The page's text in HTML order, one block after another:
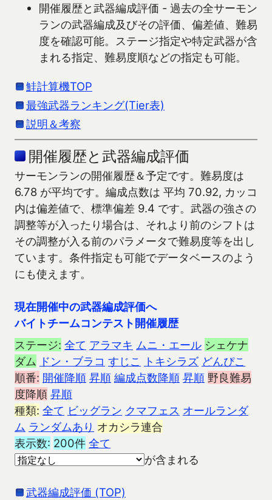
開催履歴と武器編成評価 - 過去の全サーモン
ランの武器編成及びその評価、偏差値、難易
度を確認可能。ステージ指定や特定武器が含
まれる指定、難易度順などの指定も可能。
鮭計算機TOP
最強武器ランキング(Tier表)
説明＆考察
開催履歴と武器編成評価
サーモンランの開催履歴＆予定です。難易度は
6.78 が平均です。編成点数は 平均 70.92, カッコ
内は偏差値で、標準偏差 9.4 です。武器の強さの
調整等が入ったり場合は、それより前のシフトは
その調整が入る前のパラメータで難易度等を出し
ています。条件指定も可能でデータベースのよう
にも使えます。
現在開催中の武器編成評価へ
バイトチームコンテスト開催履歴
ステージ: 全て アラマキ ムニ・エール シェケナ
ダム ドン・ブラコ すじこ トキシラズ どんぴこ
順番: 開催降順 昇順 編成点数降順 昇順 野良難易
度降順 昇順
種類: 全て ビッグラン クマフェス オールランダ
ム ランダムあり オカシラ連合
表示数: 200件 全て
が含まれる
武器編成評価 (TOP)